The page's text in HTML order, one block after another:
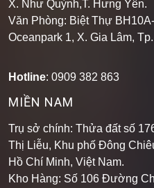
X. Như Quỳnh,T. Hưng Yên.
Văn Phòng: Biệt Thự
Oceanpark 1, X. Gia Lâm,
Hotline: 0909 382 863
MIỀN NAM
Trụ sở chính: Thửa đất số
Thị Liễu, Khu phố Đông
Hồ Chí Minh, Việt Nam.
Kho Hàng: Số 106 Đường